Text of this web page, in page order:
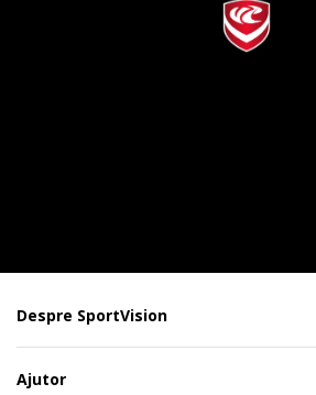
Despre SportVision
Ajutor